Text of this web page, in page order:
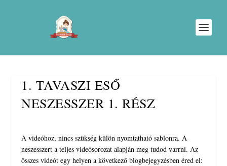
1. TAVASZI ESŐ
NESZESSZER 1. RÉSZ
A videóhoz, nincs szükség külön nyomtatható sablonra. A
neszesszert a teljes videósorozat alapján meg tudod varrni. Az
összes videót egy helyen a következő blogbejegyzésben éred el: